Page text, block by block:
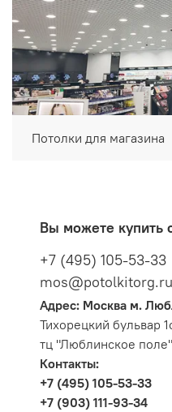
Потолки для магазина
Вы можете купить
+7 (495) 105-53-33
mos@potolkitorg.ru
Адрес: Москва м.
Тихорецкий бульвар
тц "Люблинское
Контакты:
+7 (495) 105-53-33
+7 (903) 111-93-34